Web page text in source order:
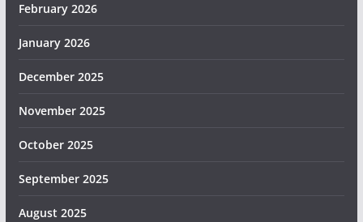
February 2026
January 2026
December 2025
November 2025
October 2025
September 2025
August 2025